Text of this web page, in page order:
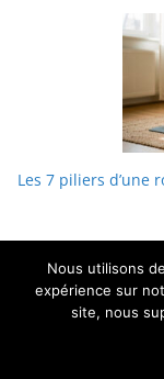
Les 7 piliers d’une
Nous utilisons
expérience sur
site, nous